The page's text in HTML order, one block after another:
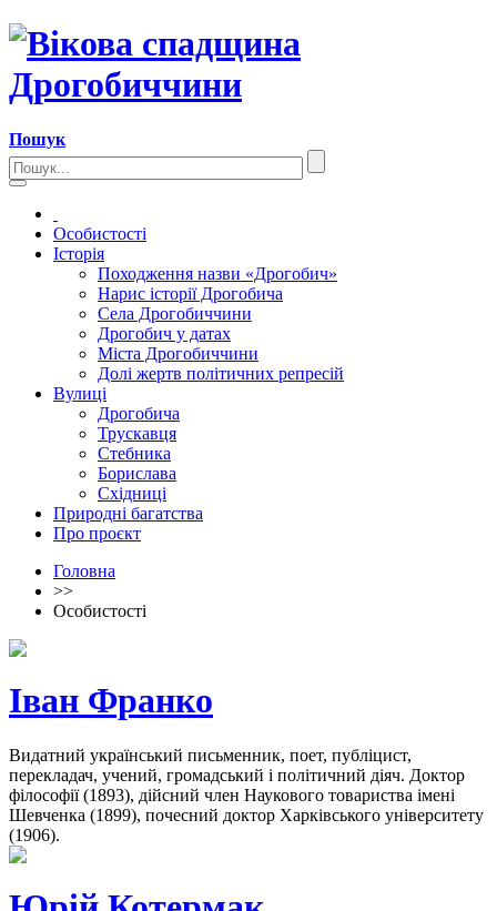
Пошук
Особистості
Історія
Походження назви «Дрогобич»
Нарис історії Дрогобича
Села Дрогобиччини
Дрогобич у датах
Міста Дрогобиччини
Долі жертв політичних репресій
Вулиці
Дрогобича
Трускавця
Стебника
Борислава
Східниці
Природні багатства
Про проєкт
Головна
>>
Особистості
Іван Франко
Видатний український письменник, поет, публіцист,
перекладач, учений, громадський і політичний діяч. Доктор
філософії (1893), дійсний член Наукового товариства імені
Шевченка (1899), почесний доктор Харківського університету
(1906).